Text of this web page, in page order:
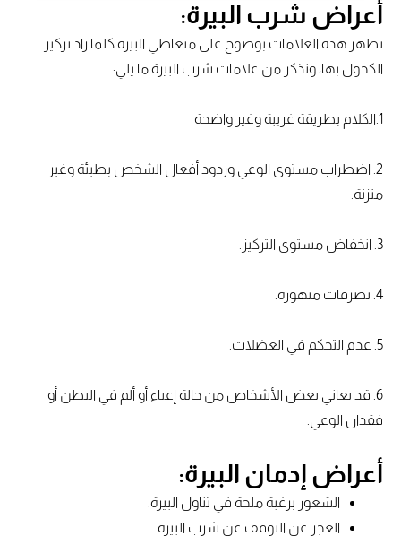
أعراض شرب البيرة:
تظهر هذه العلامات بوضوح على متعاطي البيرة كلما زاد تركيز
الكحول بها، ونذكر من علامات شرب البيرة ما يلي:
ردود أفعال الشخص بطيئة وغير
متزنة.
6. قد يعاني بعض الأشخاص من حالة إعياء أو ألم في البطن أو
فقدان الوعي.
أعراض إدمان البيرة:
الشعور برغبة ملحة في تناول البيرة.
العجز عن التوقف عن شرب البيره.